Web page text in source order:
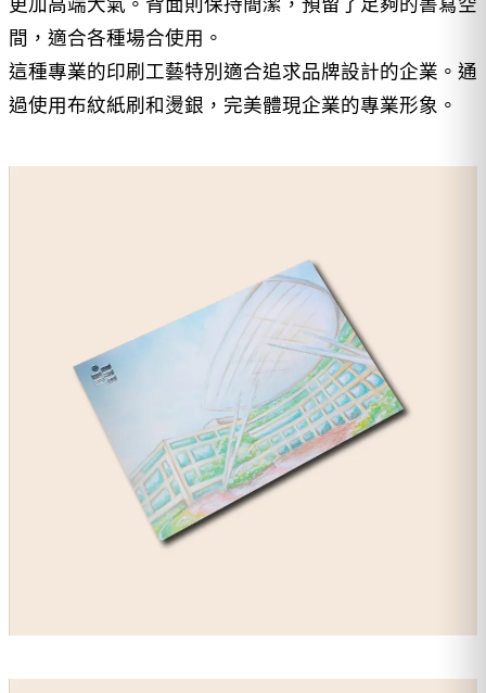
間，適合各種場合使用。
這種專業的印刷工藝特別適合追求品牌設計的企業。通
過使用布紋紙刷和燙銀，完美體現企業的專業形象。